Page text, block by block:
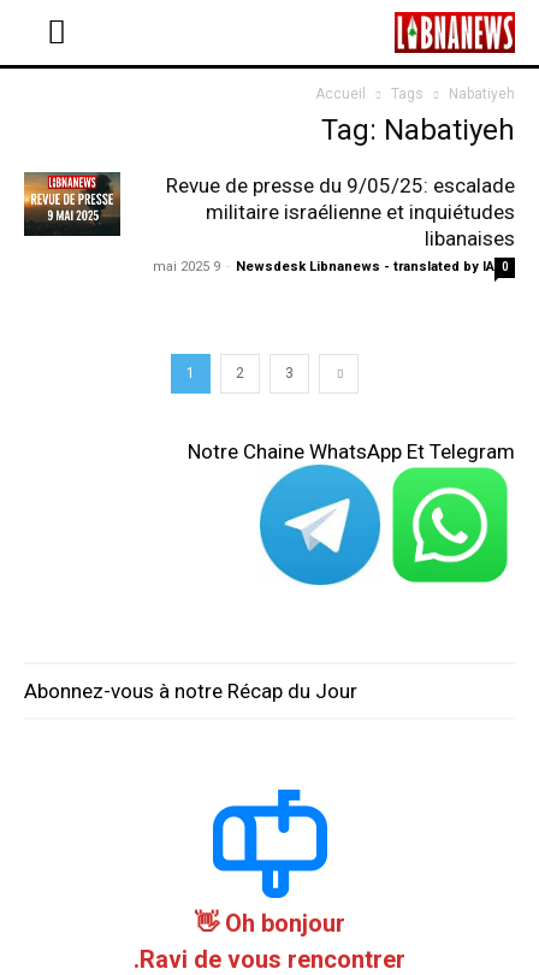
Accueil Tags Nabatiyeh
Tag: Nabatiyeh
Revue de presse du 9/05/25: escalade
militaire israélienne et inquiétudes
libanaises
Newsdesk Libnanews - translated by IA
-
9 mai 2025 0
1 2 3
Notre Chaine WhatsApp Et Telegram
Abonnez-vous à notre Récap du Jour
Oh bonjour 👋
Ravi de vous rencontrer.